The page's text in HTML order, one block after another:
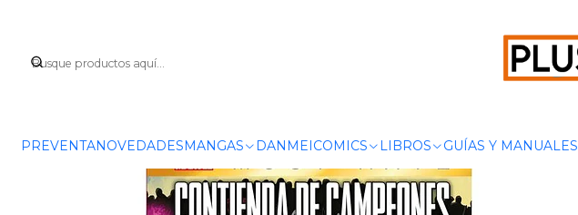
PREVENTANOVEDADESMANGAS DANMEICOMICS LIBROS GUÍAS Y MANUALES